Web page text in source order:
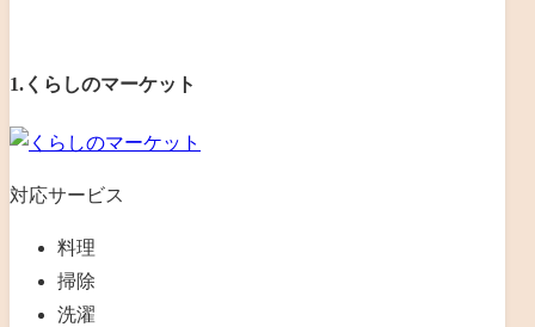
1.くらしのマーケット
対応サービス
料理
掃除
洗濯